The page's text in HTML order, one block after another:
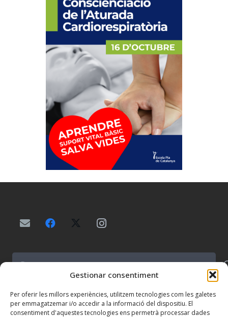
Gestionar consentiment
Per oferir les millors experiències, utilitzem tecnologies com les galetes
per emmagatzemar i/o accedir a la informació del dispositiu. El
consentiment d'aquestes tecnologies ens permetrà processar dades
Buscar: